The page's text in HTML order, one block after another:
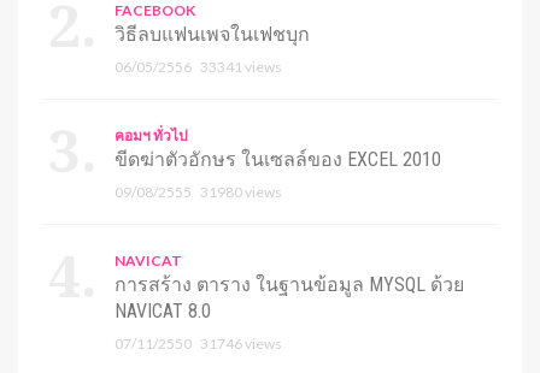
FACEBOOK
วิธีลบแฟนเพจในเฟชบุก
06/05/2556 33341 views
คอมฯ ทั่วไป
ขีดฆ่าตัวอักษร ในเซลล์ของ EXCEL 2010
09/08/2555 31980 views
NAVICAT
การสร้าง ตาราง ในฐานข้อมูล MYSQL ด้วย
NAVICAT 8.0
07/11/2550 31746 views